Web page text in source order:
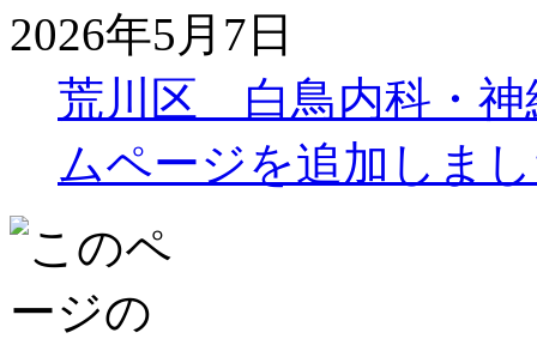
2026年5月7日
荒川区 白鳥内科・神
ムページを追加しま